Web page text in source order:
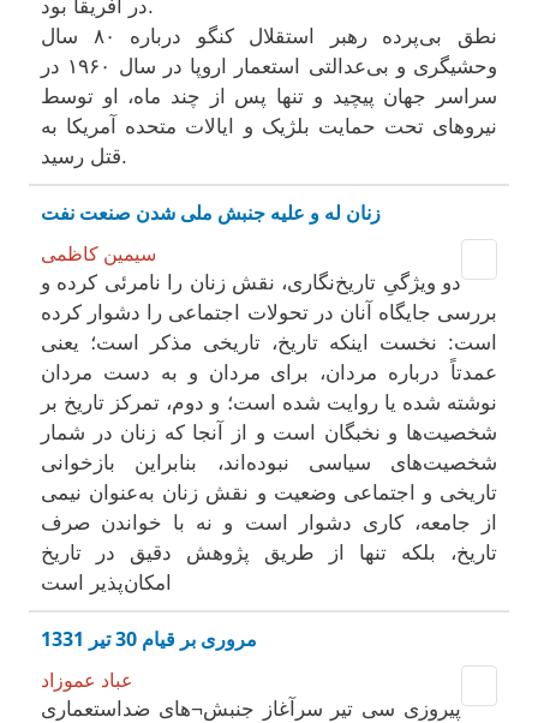
در آفریقا بود.
نطق بی‌پرده رهبر استقلال کنگو درباره ۸۰ سال
وحشیگری و بی‌عدالتی استعمار اروپا در سال ۱۹۶۰ در
سراسر جهان پیچید و تنها پس از چند ماه، او توسط
نیروهای تحت حمایت بلژیک و ایالات متحده آمریکا به
قتل رسید.
زنان له و علیه جنبش ملی شدن صنعت نفت
سیمین کاظمی
دو ویژگیِ تاریخ‌نگاری، نقش زنان را نامرئی کرده و
بررسی جایگاه آنان در تحولات اجتماعی را دشوار کرده
است: نخست اینکه تاریخ، تاریخی مذکر است؛ یعنی
عمدتاً درباره مردان، برای مردان و به دست مردان
نوشته شده یا روایت شده است؛ و دوم، تمرکز تاریخ بر
شخصیت‌ها و نخبگان است و از آنجا که زنان در شمار
شخصیت‌های سیاسی نبوده‌اند، بنابراین بازخوانی
تاریخی و اجتماعی وضعیت و نقش زنان به‌عنوان نیمی
از جامعه، کاری دشوار است و نه با خواندن صرف
تاریخ، بلکه تنها از طریق پژوهش دقیق در تاریخ
امکان‌پذیر است
مروری بر قیام 30 تیر 1331
عباد عموزاد
پیروزی سی تیر سرآغاز جنبش¬های ضداستعماری